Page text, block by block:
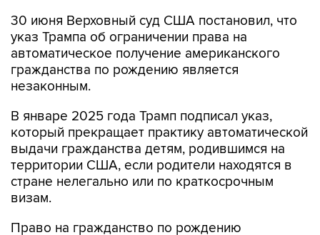
30 июня Верховный суд США постановил, что
указ Трампа об ограничении права на
автоматическое получение американского
гражданства по рождению является
незаконным.
В январе 2025 года Трамп подписал указ,
который прекращает практику автоматической
выдачи гражданства детям, родившимся на
территории США, если родители находятся в
стране нелегально или по краткосрочным
визам.
Право на гражданство по рождению